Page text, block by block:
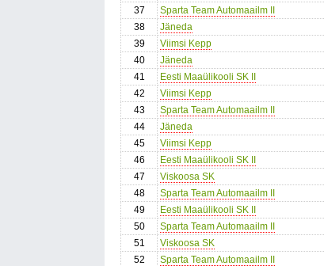
37
Sparta Team Automaailm II
38
Jäneda
39
Viimsi Kepp
40
Jäneda
41
Eesti Maaülikooli SK II
42
Viimsi Kepp
43
Sparta Team Automaailm II
44
Jäneda
45
Viimsi Kepp
46
Eesti Maaülikooli SK II
47
Viskoosa SK
48
Sparta Team Automaailm II
49
Eesti Maaülikooli SK II
50
Sparta Team Automaailm II
51
Viskoosa SK
52
Sparta Team Automaailm II